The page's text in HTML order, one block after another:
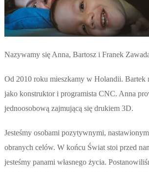
Nazywamy się Anna, Bartosz i Franek
Od 2010 roku mieszkamy w Holandii. Bartek
jako konstruktor i programista CNC. Anna
jednoosobową zajmującą się drukiem 3D.
Jesteśmy osobami pozytywnymi,
obranych celów. W końcu Świat stoi przed
jesteśmy panami własnego życia.